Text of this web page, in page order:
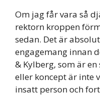
Om jag får vara så
rektorn kroppen
sedan. Det är
engagemang innan
& Kylberg, som är
eller koncept är inte
insatt person och